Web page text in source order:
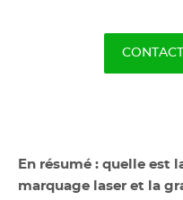
En résumé : quelle est
marquage laser et la